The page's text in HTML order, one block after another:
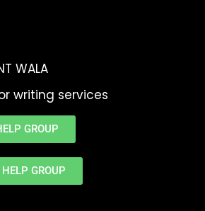
WALA
writing services
GROUP
GROUP